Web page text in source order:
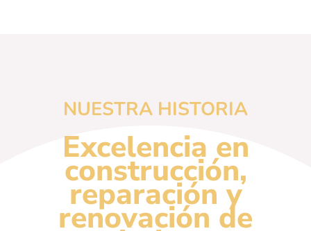
NUESTRA HISTORIA
Excelencia en
construcción,
reparación y
renovación de